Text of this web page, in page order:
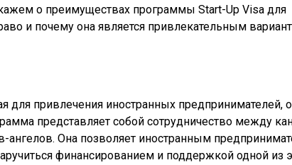
о преимуществах программы Start-Up Visa для
и почему она является привлекательным
для привлечения иностранных
представляет собой сотрудничество между
Она позволяет иностранным
финансированием и поддержкой одной из